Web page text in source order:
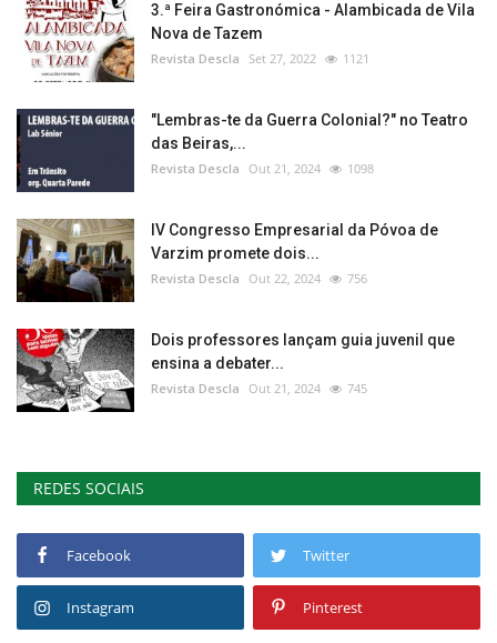
3.ª Feira Gastronómica - Alambicada de Vila
Nova de Tazem
Revista Descla Set 27, 2022 1121
"Lembras-te da Guerra Colonial?" no Teatro
das Beiras,...
Revista Descla Out 21, 2024 1098
IV Congresso Empresarial da Póvoa de
Varzim promete dois...
Revista Descla Out 22, 2024 756
Dois professores lançam guia juvenil que
ensina a debater...
Revista Descla Out 21, 2024 745
REDES SOCIAIS
Facebook Twitter
Instagram Pinterest